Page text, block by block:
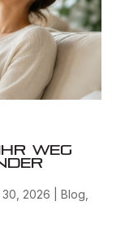
Weg
30, 2026 Blog,